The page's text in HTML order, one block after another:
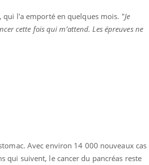
l'a emporté en quelques mois. "Je
cette fois qui m’attend. Les épreuves ne
Avec environ 14 000 nouveaux cas
qui suivent, le cancer du pancréas reste
écrans en vacances ?